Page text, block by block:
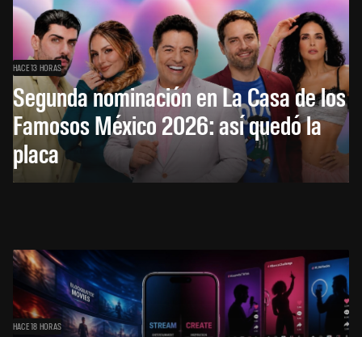
HACE 13 HORAS
Segunda nominación en La Casa de los
Famosos México 2026: así quedó la
placa
HACE 18 HORAS